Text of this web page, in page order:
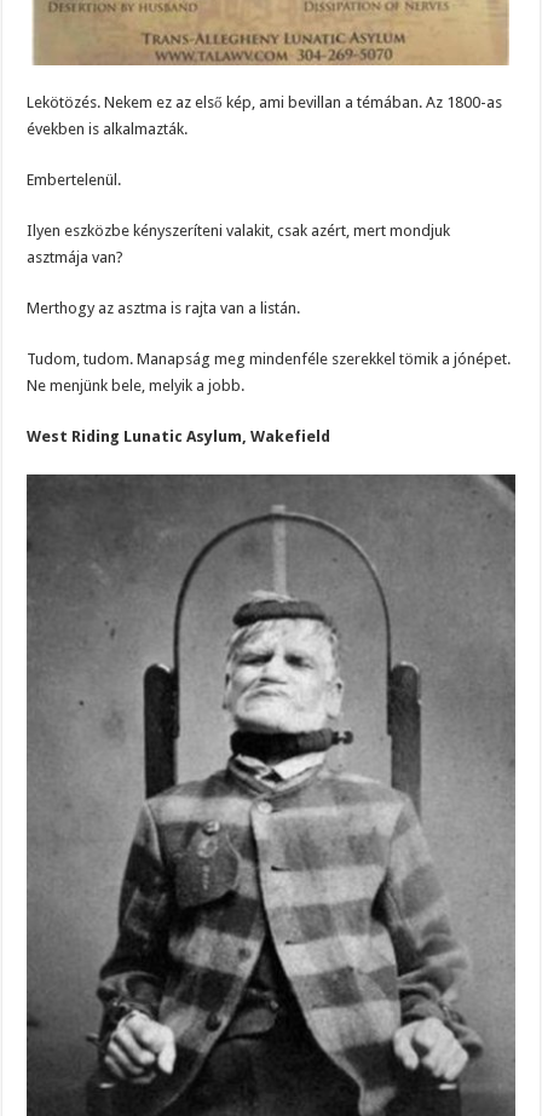
Lekötözés. Nekem ez az első kép, ami bevillan a témában. Az 1800-as
években is alkalmazták.
Embertelenül.
Ilyen eszközbe kényszeríteni valakit, csak azért, mert mondjuk
asztmája van?
Merthogy az asztma is rajta van a listán.
Tudom, tudom. Manapság meg mindenféle szerekkel tömik a jónépet.
Ne menjünk bele, melyik a jobb.
West Riding Lunatic Asylum, Wakefield